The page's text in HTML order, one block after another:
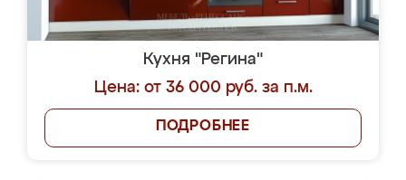
Кухня "Регина"
Цена: от 36 000 руб. за п.м.
ПОДРОБНЕЕ